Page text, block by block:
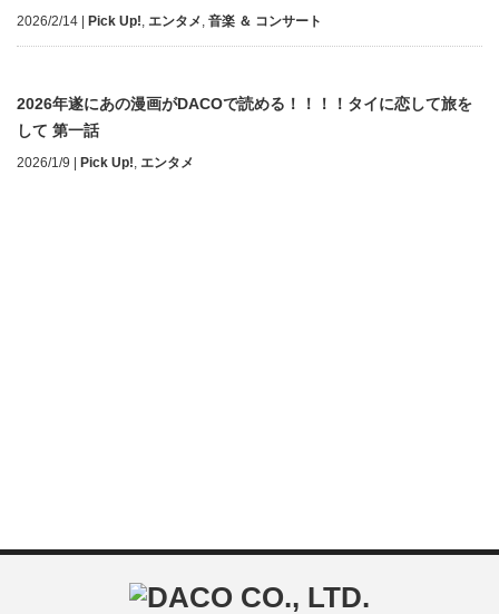
2026/2/14 Pick Up!, エンタメ, 音楽 ＆ コンサート
2026年遂にあの漫画がDACOで読める！！！！タイに恋して旅を
して 第一話
2026/1/9 Pick Up!, エンタメ